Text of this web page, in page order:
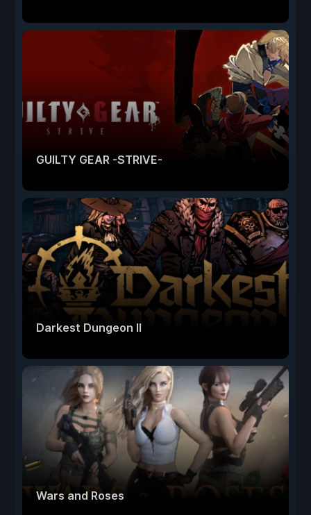
GUILTY GEAR -STRIVE-
Darkest Dungeon II
Wars and Roses